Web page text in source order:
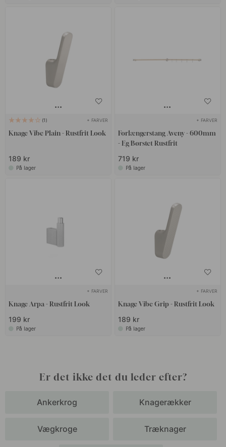
1 + FARVER
Knage Vibe Plain - Rustfrit Look
189 kr
På lager
+ FARVER
Forlængerstang Aveny - 600mm
- Eg/Børstet Rustfrit
719 kr
På lager
+ FARVER
Knage Arpa - Rustfrit Look
199 kr
På lager
+ FARVER
Knage Vibe Grip - Rustfrit Look
189 kr
På lager
Er det ikke det du leder efter?
Ankerkrog Knagerækker
Vægkroge Træknager